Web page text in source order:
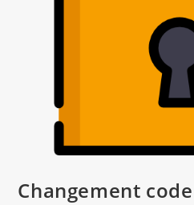
Changement